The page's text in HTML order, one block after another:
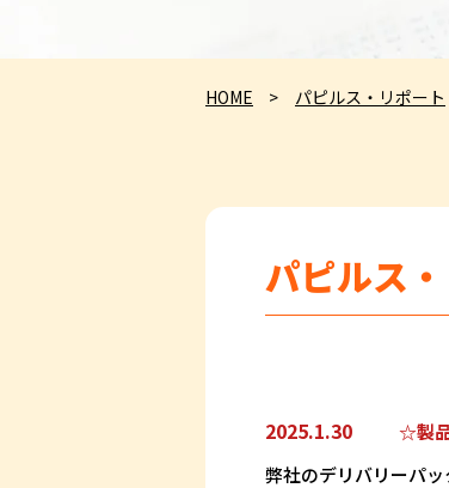
HOME パピルス・リポート
パピルス
2025.1.30
☆製
弊社のデリバリーパ